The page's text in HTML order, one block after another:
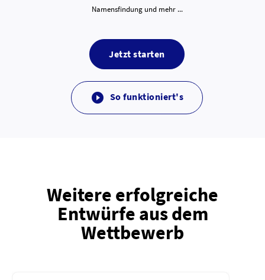
Namensfindung und mehr ...
Jetzt starten
 So funktioniert's
Weitere erfolgreiche
Entwürfe aus dem
Wettbewerb